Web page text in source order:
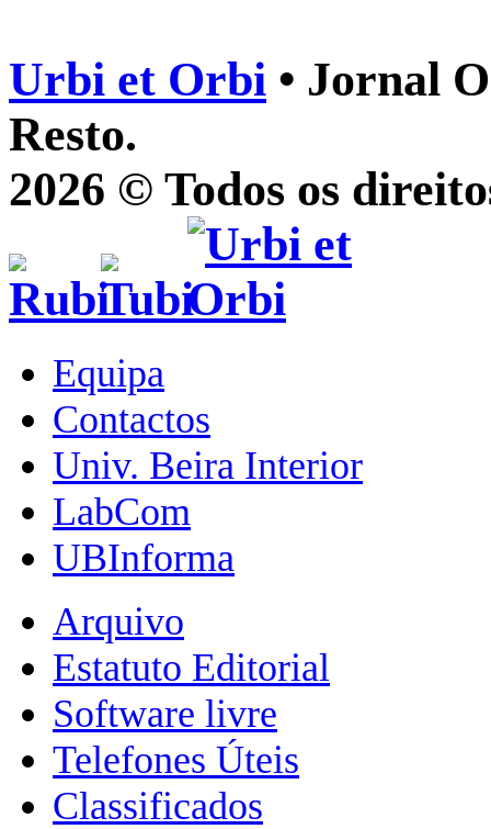
Urbi et Orbi • Jornal
Resto.
2026 © Todos os
Equipa
Contactos
Univ. Beira Interior
LabCom
UBInforma
Arquivo
Estatuto Editorial
Software livre
Telefones Úteis
Classificados